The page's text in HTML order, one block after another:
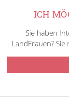
ICH
Sie haben
LandFrauen?